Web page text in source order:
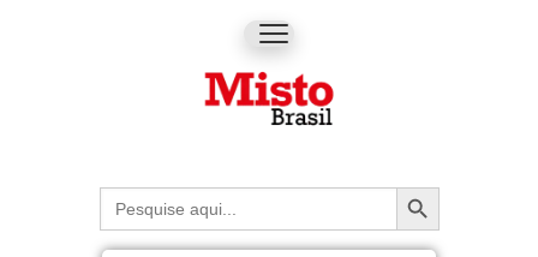
Procurar: Botão de pesquisa